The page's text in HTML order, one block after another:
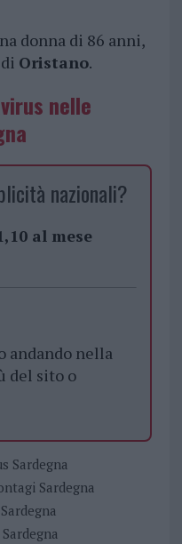
donna di 86 anni,
Oristano.
nelle
nazionali?
al mese
andando nella
del sito o
Sardegna
Sardegna